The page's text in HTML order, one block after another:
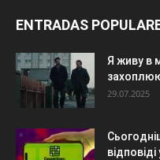
ENTRADAS
Я живу в
29.07.2025